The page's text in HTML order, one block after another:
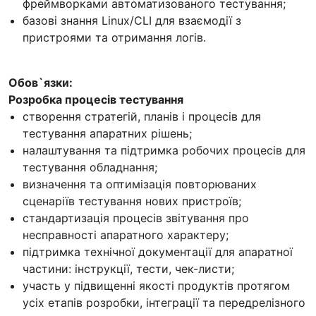
фреймворками автоматизованого тестування;
базові знання Linux/CLI для взаємодії з
пристроями та отримання логів.
Обов`язки:
Розробка процесів тестування
створення стратегій, планів і процесів для
тестування апаратних рішень;
налаштування та підтримка робочих процесів для
тестування обладнання;
визначення та оптимізація повторюваних
сценаріїв тестування нових пристроїв;
стандартизація процесів звітування про
несправності апаратного характеру;
підтримка технічної документації для апаратної
частини: інструкції, тести, чек-листи;
участь у підвищенні якості продуктів протягом
усіх етапів розробки, інтеграції та передрелізного